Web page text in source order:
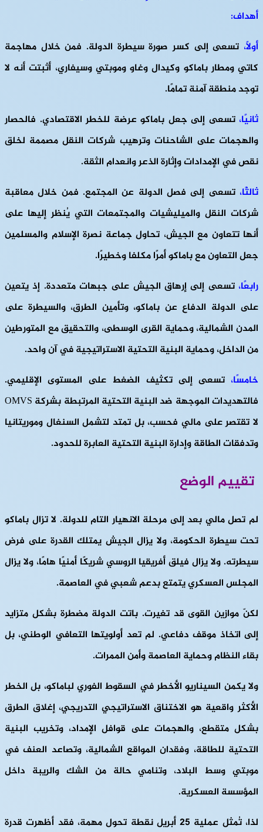
أهداف:
أولًا، تسعى إلى كسر صورة سيطرة الدولة. فمن خلال مهاجمة
كاتي ومطار باماكو وكيدال وغاو وموبتي وسيفاري، أثبتت أنه لا
توجد منطقة آمنة تمامًا.
ثانيًا، تسعى إلى جعل باماكو عرضة للخطر الاقتصادي. فالحصار
والهجمات على الشاحنات وترهيب شركات النقل مصممة لخلق
نقص في الإمدادات وإثارة الذعر وانعدام الثقة.
ثالثًا، تسعى إلى فصل الدولة عن المجتمع. فمن خلال معاقبة
شركات النقل والميليشيات والمجتمعات التي يُنظر إليها على
أنها تتعاون مع الجيش، تحاول جماعة نصرة الإسلام والمسلمين
جعل التعاون مع باماكو أمرًا مكلفا وخطيرًا.
رابعًا، تسعى إلى إرهاق الجيش على جبهات متعددة. إذ يتعين
على الدولة الدفاع عن باماكو، وتأمين الطرق، والسيطرة على
المدن الشمالية، وحماية القرى الوسطى، والتحقيق مع المتورطين
من الداخل، وحماية البنية التحتية الاستراتيجية في آن واحد.
خامسًا، تسعى إلى تكثيف الضغط على المستوى الإقليمي.
فالتهديدات الموجهة ضد البنية التحتية المرتبطة بشركة OMVS
لا تقتصر على مالي فحسب، بل تمتد لتشمل السنغال وموريتانيا
وتدفقات الطاقة وإدارة البنية التحتية العابرة للحدود.
تقييم الوضع
لم تصل مالي بعد إلى مرحلة الانهيار التام للدولة. لا تزال باماكو
تحت سيطرة الحكومة، ولا يزال الجيش يمتلك القدرة على فرض
سيطرته. ولا يزال فيلق أفريقيا الروسي شريكًا أمنيًا هامًا، ولا يزال
المجلس العسكري يتمتع بدعم شعبي في العاصمة.
لكنّ موازين القوى قد تغيرت. باتت الدولة مضطرة بشكل متزايد
إلى اتخاذ موقف دفاعي. لم تعد أولويتها التعافي الوطني، بل
بقاء النظام وحماية العاصمة وأمن الممرات.
ولا يكمن السيناريو الأخطر في السقوط الفوري لباماكو، بل الخطر
الأكثر واقعية هو الاختناق الاستراتيجي التدريجي، إغلاق الطرق
بشكل متقطع، والهجمات على قوافل الإمداد، وتخريب البنية
التحتية للطاقة، وفقدان المواقع الشمالية، وتصاعد العنف في
موبتي وسط البلاد، وتنامي حالة من الشك والريبة داخل
المؤسسة العسكرية.
لذا، تُمثل عملية 25 أبريل نقطة تحول مهمة، فقد أظهرت قدرة